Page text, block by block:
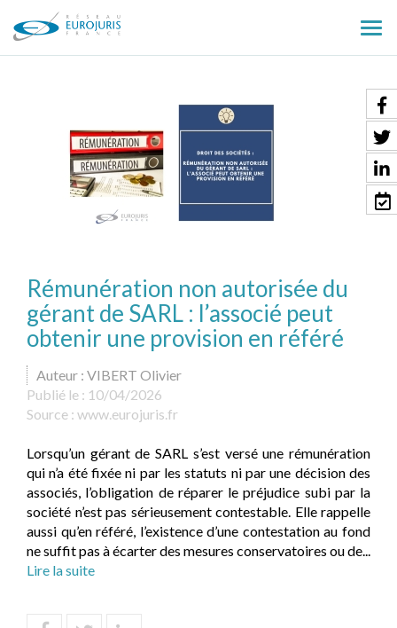
le
Rémunération non autorisée du
gérant de SARL : l’associé peut
obtenir une provision en référé
Auteur : VIBERT Olivier
Publié le : 10/04/2026
Source : www.eurojuris.fr
Lorsqu’un gérant de SARL s’est versé une rémunération
qui n’a été fixée ni par les statuts ni par une décision des
associés, l’obligation de réparer le préjudice subi par la
société n’est pas sérieusement contestable. Elle rappelle
aussi qu’en référé, l’existence d’une contestation au fond
ne suffit pas à écarter des mesures conservatoires ou de...
Lire la suite